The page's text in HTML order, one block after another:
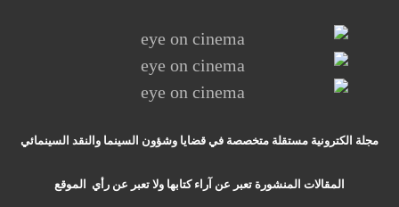
مجلة الكترونية مستقلة متخصصة في قضايا وشؤون السينما والنقد السينمائي
المقالات المنشورة تعبر عن آراء كتابها ولا تعبر عن رأي الموقع